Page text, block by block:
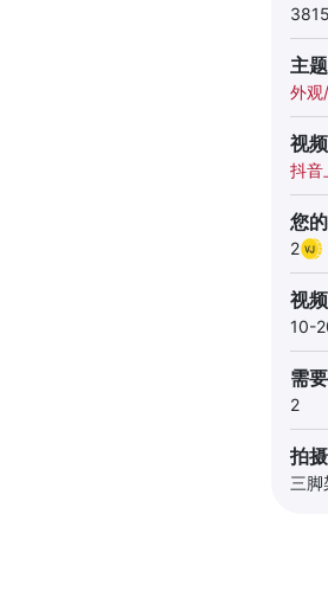
主题
外观
视
抖音
您
2
视
10-
需
2
拍
三脚